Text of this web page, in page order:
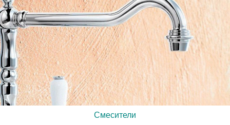
Смесители